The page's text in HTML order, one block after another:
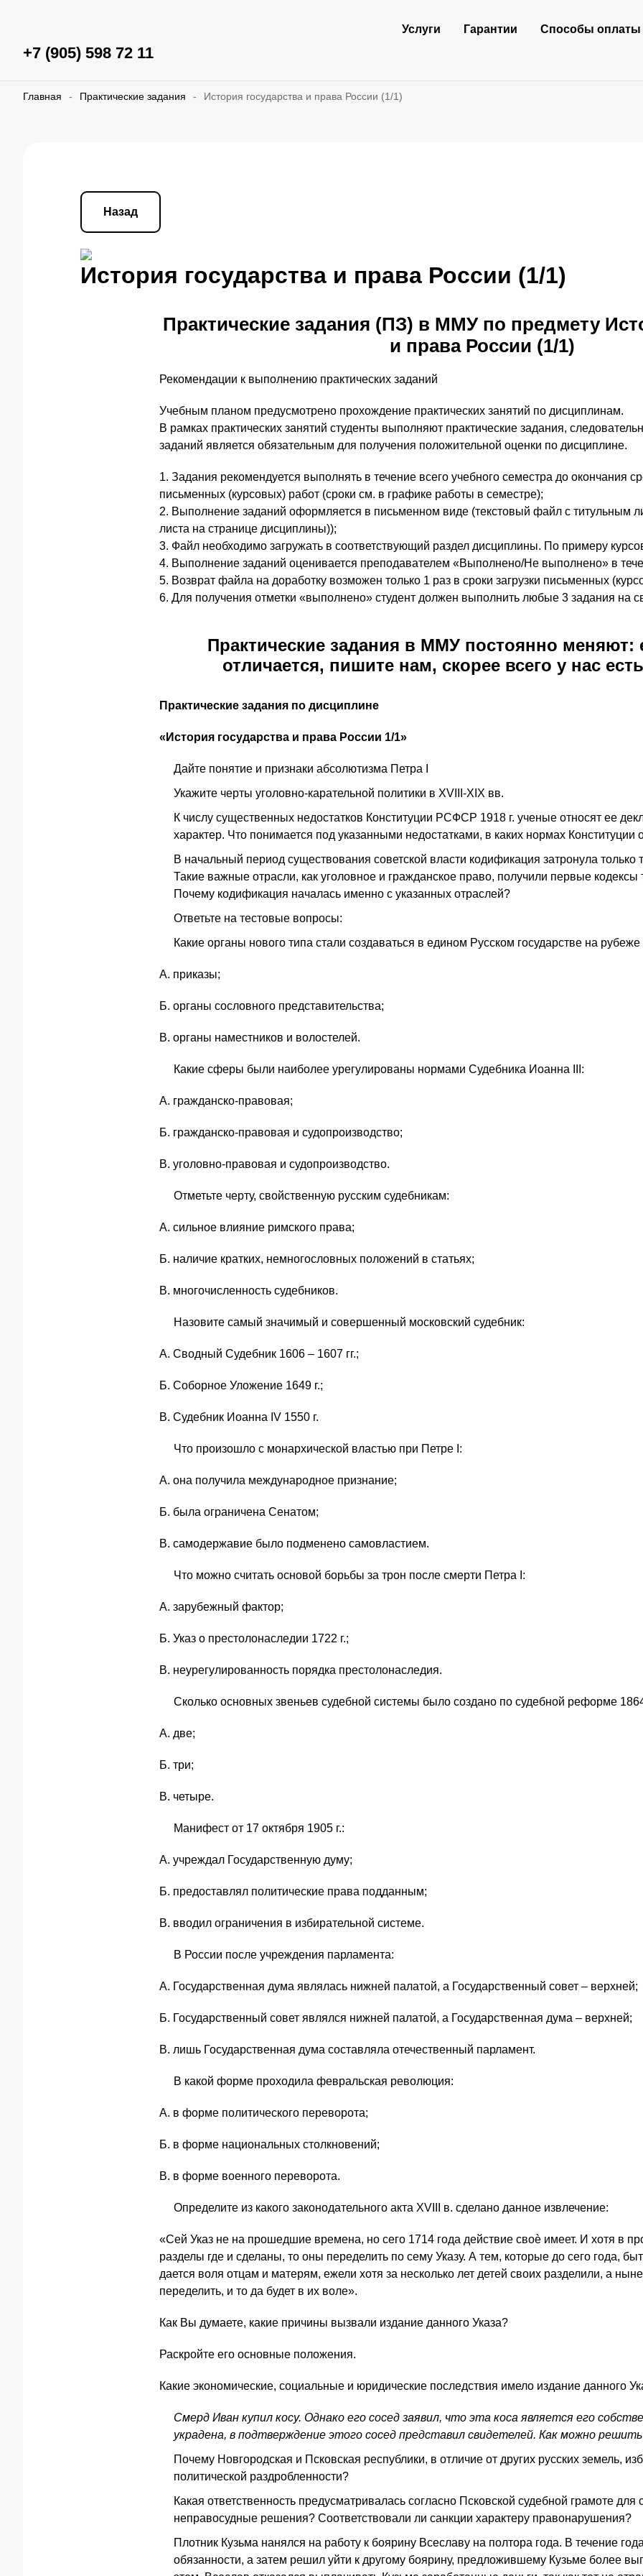
Услуги Гарантии Способы оплаты
+7 (905) 598 72 11
Главная - Практические задания - История государства и права России (1/1)
Назад
История государства и права России (1/1)
Практические задания (ПЗ) в ММУ по предмету
и права России (1/1)
Рекомендации к выполнению практических заданий
Учебным планом предусмотрено прохождение практических занятий по дисциплинам.
В рамках практических занятий студенты выполняют практические задания,
заданий является обязательным для получения положительной оценки по дисциплине.
1. Задания рекомендуется выполнять в течение всего учебного семестра до окончания
письменных (курсовых) работ (сроки см. в графике работы в семестре);
2. Выполнение заданий оформляется в письменном виде (текстовый файл с титульным
листа на странице дисциплины));
3. Файл необходимо загружать в соответствующий раздел дисциплины. По примеру
4. Выполнение заданий оценивается преподавателем «Выполнено/Не выполнено» в
5. Возврат файла на доработку возможен только 1 раз в сроки загрузки письменных
6. Для получения отметки «выполнено» студент должен выполнить любые 3 задания на
Практические задания в ММУ постоянно
отличается, пишите нам, скорее всего у нас
Практические задания по дисциплине
«История государства и права России 1/1»
Дайте понятие и признаки абсолютизма Петра I
Укажите черты уголовно-карательной политики в XVIII-XIX вв.
К числу существенных недостатков Конституции РСФСР 1918 г. ученые относят ее
характер. Что понимается под указанными недостатками, в каких нормах
В начальный период существования советской власти кодификация затронула только
Такие важные отрасли, как уголовное и гражданское право, получили первые кодексы
Почему кодификация началась именно с указанных отраслей?
Ответьте на тестовые вопросы:
Какие органы нового типа стали создаваться в едином Русском государстве на
А. приказы;
Б. органы сословного представительства;
В. органы наместников и волостелей.
Какие сферы были наиболее урегулированы нормами Судебника Иоанна III:
А. гражданско-правовая;
Б. гражданско-правовая и судопроизводство;
В. уголовно-правовая и судопроизводство.
Отметьте черту, свойственную русским судебникам:
А. сильное влияние римского права;
Б. наличие кратких, немногословных положений в статьях;
В. многочисленность судебников.
Назовите самый значимый и совершенный московский судебник:
А. Сводный Судебник 1606 – 1607 гг.;
Б. Соборное Уложение 1649 г.;
В. Судебник Иоанна IV 1550 г.
Что произошло с монархической властью при Петре I:
А. она получила международное признание;
Б. была ограничена Сенатом;
В. самодержавие было подменено самовластием.
Что можно считать основой борьбы за трон после смерти Петра I:
А. зарубежный фактор;
Б. Указ о престолонаследии 1722 г.;
В. неурегулированность порядка престолонаследия.
Сколько основных звеньев судебной системы было создано по судебной реформе
А. две;
Б. три;
В. четыре.
Манифест от 17 октября 1905 г.:
А. учреждал Государственную думу;
Б. предоставлял политические права подданным;
В. вводил ограничения в избирательной системе.
В России после учреждения парламента:
А. Государственная дума являлась нижней палатой, а Государственный совет – верхней;
Б. Государственный совет являлся нижней палатой, а Государственная дума – верхней;
В. лишь Государственная дума составляла отечественный парламент.
В какой форме проходила февральская революция:
А. в форме политического переворота;
Б. в форме национальных столкновений;
В. в форме военного переворота.
Определите из какого законодательного акта XVIII в. сделано данное извлечение:
«Сей Указ не на прошедшие времена, но сего 1714 года действие своѐ имеет. И хотя в
разделы где и сделаны, то оны переделить по сему Указу. А тем, которые до сего года,
дается воля отцам и матерям, ежели хотя за несколько лет детей своих разделили, а
переделить, и то да будет в их воле».
Как Вы думаете, какие причины вызвали издание данного Указа?
Раскройте его основные положения.
Какие экономические, социальные и юридические последствия имело издание данного
Смерд Иван купил косу. Однако его сосед заявил, что эта коса является его
украдена, в подтверждение этого сосед представил свидетелей. Как можно
Почему Новгородская и Псковская республики, в отличие от других русских земель,
политической раздробленности?
Какая ответственность предусматривалась согласно Псковской судебной грамоте
неправосудные решения? Соответствовали ли санкции характеру правонарушения?
Плотник Кузьма нанялся на работу к боярину Всеславу на полтора года. В течение
обязанности, а затем решил уйти к другому боярину, предложившему Кузьме более